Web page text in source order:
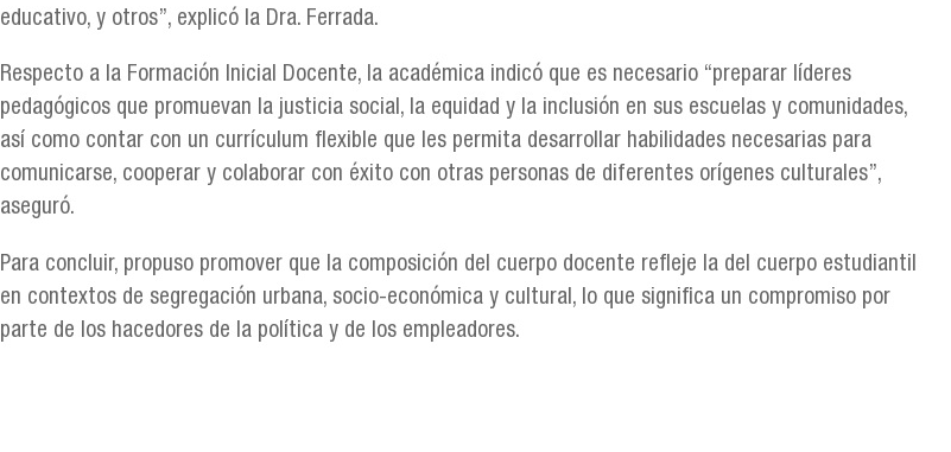
educativo, y otros”, explicó la Dra. Ferrada.
Respecto a la Formación Inicial Docente, la académica indicó que es necesario “preparar líderes
pedagógicos que promuevan la justicia social, la equidad y la inclusión en sus escuelas y comunidades,
así como contar con un currículum flexible que les permita desarrollar habilidades necesarias para
comunicarse, cooperar y colaborar con éxito con otras personas de diferentes orígenes culturales”,
aseguró.
Para concluir, propuso promover que la composición del cuerpo docente refleje la del cuerpo estudiantil
en contextos de segregación urbana, socio-económica y cultural, lo que significa un compromiso por
parte de los hacedores de la política y de los empleadores.